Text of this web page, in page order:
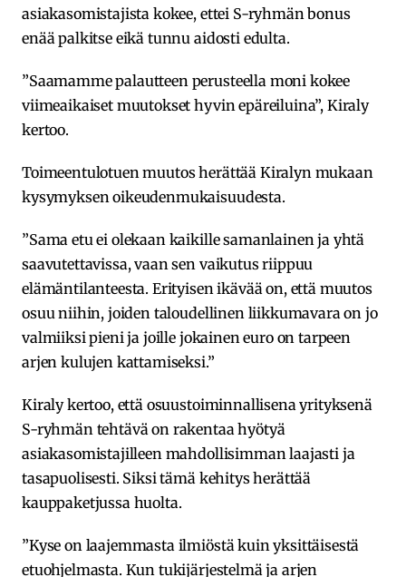
asiakasomistajista kokee, ettei S-ryhmän bonus
enää palkitse eikä tunnu aidosti edulta.
”Saamamme palautteen perusteella moni kokee
viimeaikaiset muutokset hyvin epäreiluina”, Kiraly
kertoo.
Toimeentulotuen muutos herättää Kiralyn mukaan
kysymyksen oikeudenmukaisuudesta.
”Sama etu ei olekaan kaikille samanlainen ja yhtä
saavutettavissa, vaan sen vaikutus riippuu
elämäntilanteesta. Erityisen ikävää on, että muutos
osuu niihin, joiden taloudellinen liikkumavara on jo
valmiiksi pieni ja joille jokainen euro on tarpeen
arjen kulujen kattamiseksi.”
Kiraly kertoo, että osuustoiminnallisena yrityksenä
S-ryhmän tehtävä on rakentaa hyötyä
asiakasomistajilleen mahdollisimman laajasti ja
tasapuolisesti. Siksi tämä kehitys herättää
kauppaketjussa huolta.
”Kyse on laajemmasta ilmiöstä kuin yksittäisestä
etuohjelmasta. Kun tukijärjestelmä ja arjen